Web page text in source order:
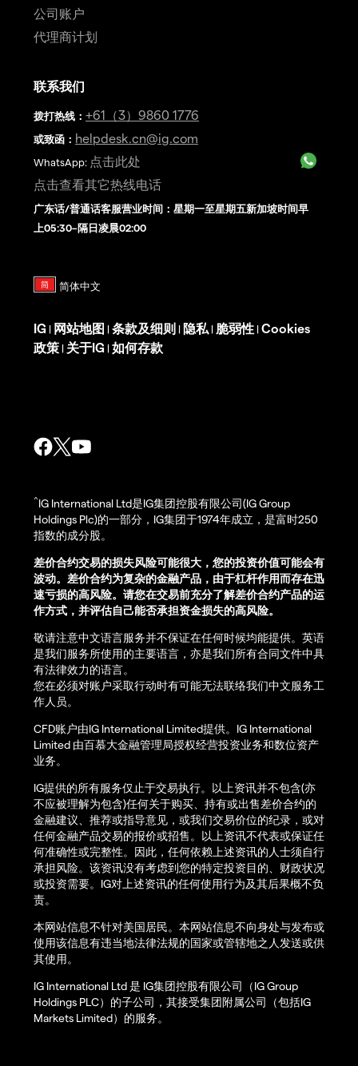
公司账户
代理商计划
联系我们
拨打热线 ： +61（3）9860 1776
或致函： helpdesk.cn@ig.com
WhatsApp: 点击此处
点击查看其它热线电话
广东话/普通话客服营业时间：星期一至星期五新加坡时间早
上05:30–隔日凌晨02:00
IG | 网站地图 | 条款及细则 | 隐私 | 脆弱性 | Cookies
政策 | 关于IG | 如何存款
^IG International Ltd是IG集团控股有限公司(IG Group
Holdings Plc)的一部分，IG集团于1974年成立，是富时250
指数的成分股。
差价合约交易的损失风险可能很大，您的投资价值可能会有
波动。差价合约为复杂的金融产品，由于杠杆作用而存在迅
速亏损的高风险。请您在交易前充分了解差价合约产品的运
作方式，并评估自己能否承担资金损失的高风险。
敬请注意中文语言服务并不保证在任何时候均能提供。英语
是我们服务所使用的主要语言，亦是我们所有合同文件中具
有法律效力的语言。
您在必须对账户采取行动时有可能无法联络我们中文服务工
作人员。
CFD账户由IG International Limited提供。IG International
Limited 由百慕大金融管理局授权经营投资业务和数位资产
业务。
IG提供的所有服务仅止于交易执行。以上资讯并不包含(亦
不应被理解为包含)任何关于购买、持有或出售差价合约的
金融建议、推荐或指导意见，或我们交易价位的纪录，或对
任何金融产品交易的报价或招售。以上资讯不代表或保证任
何准确性或完整性。因此，任何依赖上述资讯的人士须自行
承担风险。该资讯没有考虑到您的特定投资目的、财政状况
或投资需要。IG对上述资讯的任何使用行为及其后果概不负
责。
本网站信息不针对美国居民。本网站信息不向身处与发布或
使用该信息有违当地法律法规的国家或管辖地之人发送或供
其使用。
IG International Ltd 是 IG集团控股有限公司（IG Group
Holdings PLC）的子公司，其接受集团附属公司（包括IG
Markets Limited）的服务。